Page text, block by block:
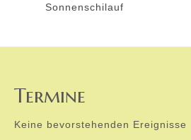
Sonnenschilauf
Termine
Keine bevorstehenden Ereignisse